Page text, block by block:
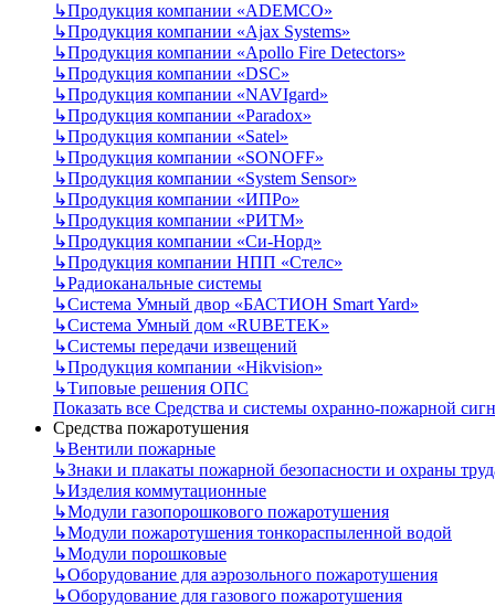
↳Продукция компании «ADEMCO»
↳Продукция компании «Ajax Systems»
↳Продукция компании «Apollo Fire Detectors»
↳Продукция компании «DSC»
↳Продукция компании «NAVIgard»
↳Продукция компании «Paradox»
↳Продукция компании «Satel»
↳Продукция компании «SONOFF»
↳Продукция компании «System Sensor»
↳Продукция компании «ИПРо»
↳Продукция компании «РИТМ»
↳Продукция компании «Си-Норд»
↳Продукция компании НПП «Стелс»
↳Радиоканальные системы
↳Система Умный двор «БАСТИОН Smart Yard»
↳Система Умный дом «RUBETEK»
↳Системы передачи извещений
↳Продукция компании «Hikvision»
↳Типовые решения ОПС
Показать все Средства и системы охранно-пожарной
Средства пожаротушения
↳Вентили пожарные
↳Знаки и плакаты пожарной безопасности и охраны
↳Изделия коммутационные
↳Модули газопорошкового пожаротушения
↳Модули пожаротушения тонкораспыленной водой
↳Модули порошковые
↳Оборудование для аэрозольного пожаротушения
↳Оборудование для газового пожаротушения